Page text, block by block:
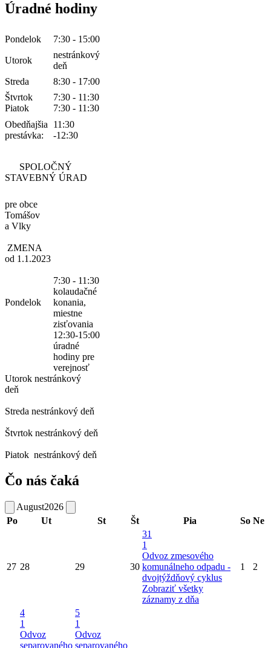
Úradné hodiny
Pondelok 7:30 - 15:00
Utorok
nestránkový
deň
Streda
8:30 - 17:00
Štvrtok
7:30 - 11:30
Piatok
7:30 - 11:30
Obedňajšia
prestávka:
11:30
-12:30
SPOLOČNÝ
STAVEBNÝ ÚRAD
pre obce
Tomášov
a Vlky
ZMENA
od 1.1.2023
Pondelok
7:30 - 11:30
kolaudačné
konania,
miestne
zisťovania
12:30-15:00
úradné
hodiny pre
verejnosť
Utorok nestránkový
deň
Streda nestránkový deň
Štvrtok nestránkový deň
Piatok nestránkový deň
Čo nás čaká
August2026
Po
Ut St Št Pia So Ne
27 28 29 30
31
1
Odvoz zmesového
komunálneho odpadu -
dvojtýždňový cyklus
Zobraziť všetky
záznamy z dňa
1 2
4
1
Odvoz
separovaného
5
1
Odvoz
separovaného